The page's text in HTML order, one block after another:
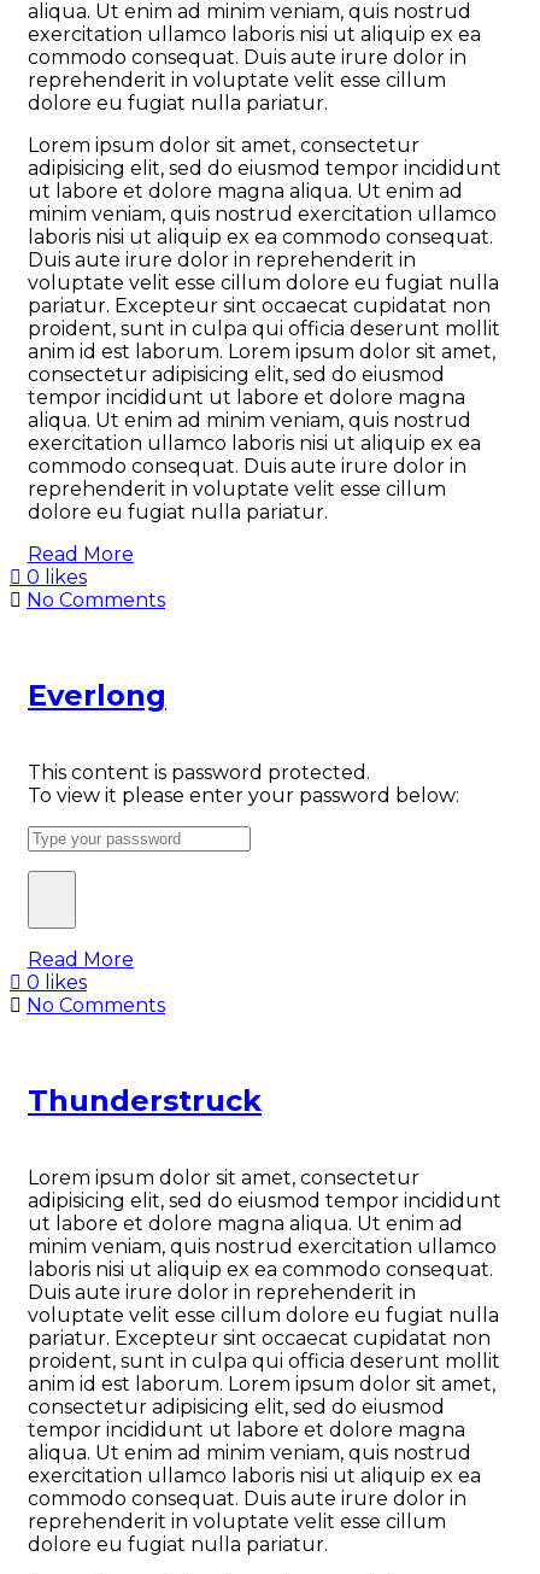
aliqua. Ut enim ad minim veniam, quis nostrud
exercitation ullamco laboris nisi ut aliquip ex ea
commodo consequat. Duis aute irure dolor in
reprehenderit in voluptate velit esse cillum
dolore eu fugiat nulla pariatur.
Lorem ipsum dolor sit amet, consectetur
adipisicing elit, sed do eiusmod tempor incididunt
ut labore et dolore magna aliqua. Ut enim ad
minim veniam, quis nostrud exercitation ullamco
laboris nisi ut aliquip ex ea commodo consequat.
Duis aute irure dolor in reprehenderit in
voluptate velit esse cillum dolore eu fugiat nulla
pariatur. Excepteur sint occaecat cupidatat non
proident, sunt in culpa qui officia deserunt mollit
anim id est laborum. Lorem ipsum dolor sit amet,
consectetur adipisicing elit, sed do eiusmod
tempor incididunt ut labore et dolore magna
aliqua. Ut enim ad minim veniam, quis nostrud
exercitation ullamco laboris nisi ut aliquip ex ea
commodo consequat. Duis aute irure dolor in
reprehenderit in voluptate velit esse cillum
dolore eu fugiat nulla pariatur.
Read More
0 likes
No Comments
Everlong
This content is password protected.
To view it please enter your password below:
Read More
0 likes
No Comments
Thunderstruck
Lorem ipsum dolor sit amet, consectetur
adipisicing elit, sed do eiusmod tempor incididunt
ut labore et dolore magna aliqua. Ut enim ad
minim veniam, quis nostrud exercitation ullamco
laboris nisi ut aliquip ex ea commodo consequat.
Duis aute irure dolor in reprehenderit in
voluptate velit esse cillum dolore eu fugiat nulla
pariatur. Excepteur sint occaecat cupidatat non
proident, sunt in culpa qui officia deserunt mollit
anim id est laborum. Lorem ipsum dolor sit amet,
consectetur adipisicing elit, sed do eiusmod
tempor incididunt ut labore et dolore magna
aliqua. Ut enim ad minim veniam, quis nostrud
exercitation ullamco laboris nisi ut aliquip ex ea
commodo consequat. Duis aute irure dolor in
reprehenderit in voluptate velit esse cillum
dolore eu fugiat nulla pariatur.